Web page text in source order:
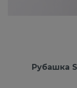
Рубашка